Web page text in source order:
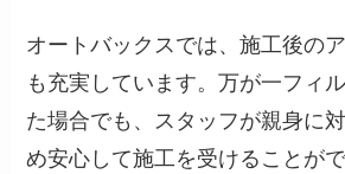
オートバックスでは、施工後の
も充実しています。万が一フィ
た場合でも、スタッフが親身に
め安心して施工を受けることがで